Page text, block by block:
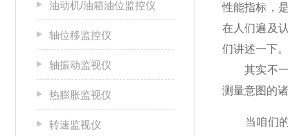
油动机/油箱油位监控仪
轴位移监控仪
轴振动监视仪
热膨胀监视仪
转速监视仪
性能指标，
在人们遍及
们讲述一下。
其实不一
测量意图的
当咱们的